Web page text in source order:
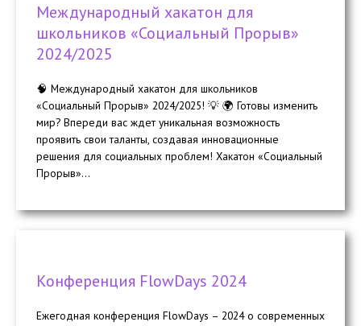
Международный хакатон для
школьников «Социальный Прорыв»
2024/2025
🧠 Международный хакатон для школьников
«Социальный Прорыв» 2024/2025! 💡 🌍 Готовы изменить
мир? Впереди вас ждет уникальная возможность
проявить свои таланты, создавая инновационные
решения для социальных проблем! Хакатон «Социальный
Прорыв»...
Конференция FlowDays 2024
Ежегодная конференция FlowDays – 2024 о современных